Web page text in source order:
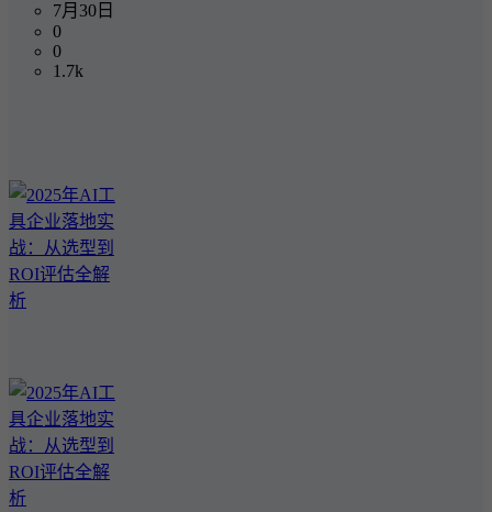
7月30日
0
0
1.7k